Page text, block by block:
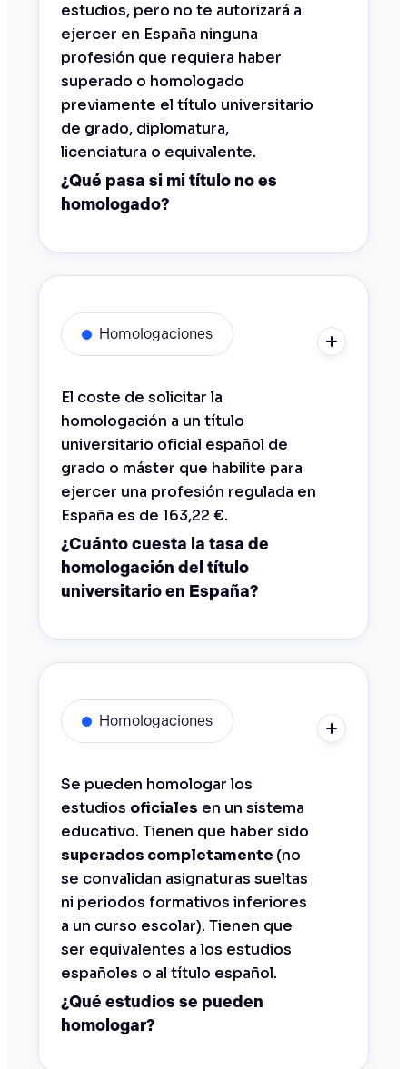
¿Qué pasa si mi título no es
homologado?
estudios, pero no te autorizará a
ejercer en España ninguna
profesión que requiera haber
superado o homologado
previamente el título universitario
de grado, diplomatura,
licenciatura o equivalente.
Homologaciones
¿Cuánto cuesta la tasa de
homologación del título
universitario en España?
El coste de solicitar la
homologación a un título
universitario oficial español de
grado o máster que habilite para
ejercer una profesión regulada en
España es de 163,22 €.
Homologaciones
¿Qué estudios se pueden
homologar?
Se pueden homologar los
estudios oficiales en un sistema
educativo. Tienen que haber sido
superados completamente (no
se convalidan asignaturas sueltas
ni periodos formativos inferiores
a un curso escolar). Tienen que
ser equivalentes a los estudios
españoles o al título español.